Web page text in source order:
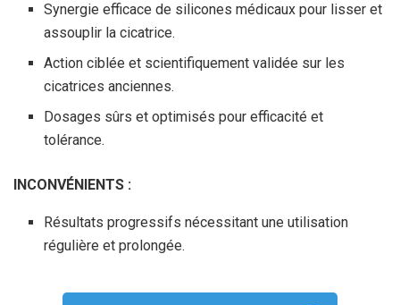
Synergie efficace de silicones médicaux pour lisser et
assouplir la cicatrice.
Action ciblée et scientifiquement validée sur les
cicatrices anciennes.
Dosages sûrs et optimisés pour efficacité et
tolérance.
INCONVÉNIENTS :
Résultats progressifs nécessitant une utilisation
régulière et prolongée.